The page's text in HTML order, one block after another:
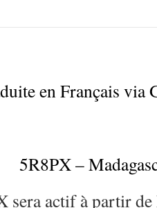
en Français via
5R8PX –
sera actif à partir